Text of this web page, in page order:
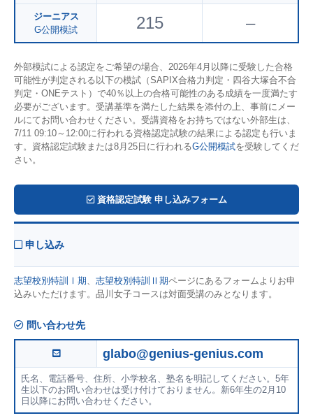
ジーニアス
G公開模試
215 –
外部模試による認定をご希望の場合、2026年4月以降に受験した合格
可能性が判定される以下の模試（SAPIX合格力判定・四谷大塚合不合
判定・ONEテスト）で40％以上の合格可能性のある成績を一度満たす
必要がございます。受講基準を満たした結果を添付の上、事前にメー
ルにてお問い合わせください。受講資格をお持ちではない外部生は、
7/11 09:10～12:00に行われる資格認定試験の結果による認定も行いま
す。資格認定試験または8月25日に行われるG公開模試を受験してくだ
さい。
資格認定試験 申し込みフォーム
申し込み
志望校別特訓Ⅰ期、 志望校別特訓Ⅱ期ページにあるフォームよりお申
込みいただけます。品川女子コースは対面受講のみとなります。
問い合わせ先
glabo@genius-genius.com
氏名、電話番号、住所、小学校名、塾名を明記してください。5年
生以下のお問い合わせは受け付けておりません。新6年生の2月10
日以降にお問い合わせください。